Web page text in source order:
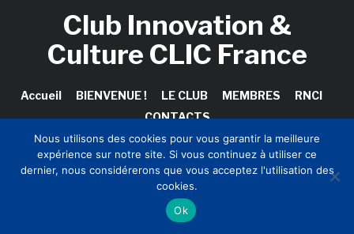
Club Innovation &
Culture CLIC France
Accueil BIENVENUE ! LE CLUB MEMBRES
RNCI
CONTACTS
Copyright © 2026 Club Innovation & Culture CLIC France /
Sinapses Conseils
Nous utilisons des cookies pour vous garantir la meilleure
expérience sur notre site. Si vous continuez à utiliser ce
dernier, nous considérerons que vous acceptez l'utilisation des
cookies.
Ok